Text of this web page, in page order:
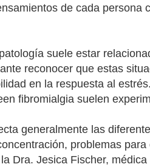
de cada persona
suele estar
reconocer que estas
en la respuesta al
fibromialgia suelen
generalmente las
problemas
Dra. Jesica Fischer,